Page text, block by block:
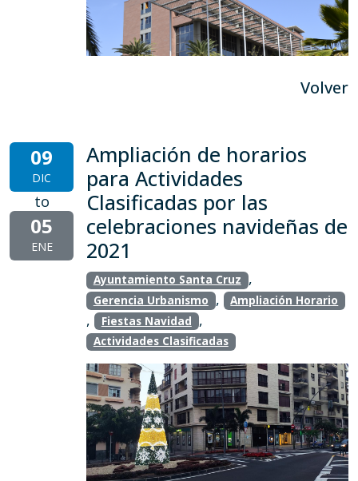
Volver
09
DIC
to
05
ENE
Ampliación de horarios
para Actividades
Clasificadas por las
celebraciones navideñas de
2021
Ayuntamiento Santa Cruz ,
Gerencia Urbanismo , Ampliación Horario
, Fiestas Navidad ,
Actividades Clasificadas